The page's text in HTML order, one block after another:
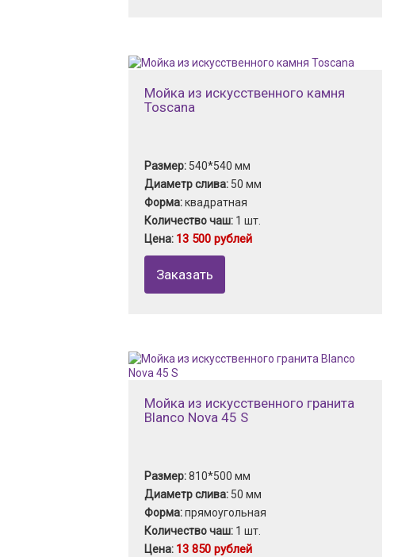
Мойка из искусственного камня
Toscana
Размер: 540*540 мм
Диаметр слива: 50 мм
Форма:квадратная
Количество чаш: 1 шт.
Цена: 13 500 рублей
Заказать
Мойка из искусственного гранита
Blanco Nova 45 S
Размер:810*500 мм
Диаметр слива: 50 мм
Форма:прямоугольная
Количество чаш: 1 шт.
Цена: 13 850 рублей